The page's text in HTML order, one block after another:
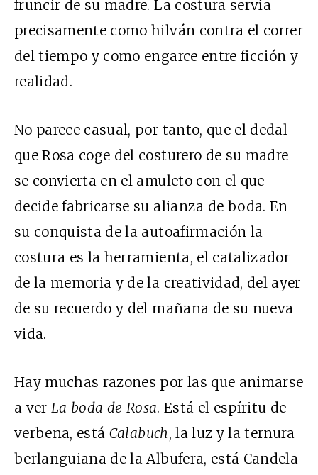
fruncir de su madre. La costura servía
precisamente como hilván contra el correr
del tiempo y como engarce entre ficción y
realidad.
No parece casual, por tanto, que el dedal
que Rosa coge del costurero de su madre
se convierta en el amuleto con el que
decide fabricarse su alianza de boda. En
su conquista de la autoafirmación la
costura es la herramienta, el catalizador
de la memoria y de la creatividad, del ayer
de su recuerdo y del mañana de su nueva
vida.
Hay muchas razones por las que animarse
a verLa boda de Rosa. Está el espíritu de
verbena, está Calabuch, la luz y la ternura
berlanguiana de la Albufera, está Candela